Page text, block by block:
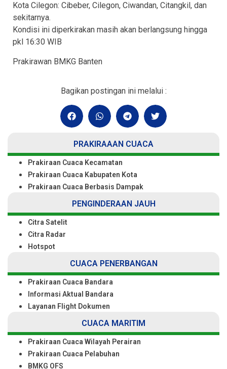
Kota Cilegon: Cibeber, Cilegon, Ciwandan, Citangkil, dan
sekitarnya.
Kondisi ini diperkirakan masih akan berlangsung hingga
pkl 16:30 WIB
Prakirawan BMKG Banten
Bagikan postingan ini melalui :
PRAKIRAAAN CUACA
Prakiraan Cuaca Kecamatan
Prakiraan Cuaca Kabupaten Kota
Prakiraan Cuaca Berbasis Dampak
PENGINDERAAN JAUH
Citra Satelit
Citra Radar
Hotspot
CUACA PENERBANGAN
Prakiraan Cuaca Bandara
Informasi Aktual Bandara
Layanan Flight Dokumen
CUACA MARITIM
Prakiraan Cuaca Wilayah Perairan
Prakiraan Cuaca Pelabuhan
BMKG OFS